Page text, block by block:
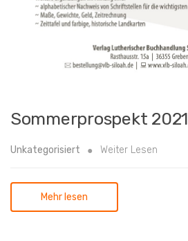
Sommerprospekt 2021
Unkategorisiert Weiter Lesen
Mehr lesen